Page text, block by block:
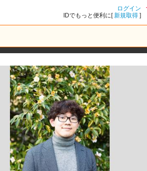
ログイン
IDでもっと便利に[新規取得 ]